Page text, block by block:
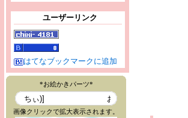
ユーザーリンク
はてなブックマークに追加